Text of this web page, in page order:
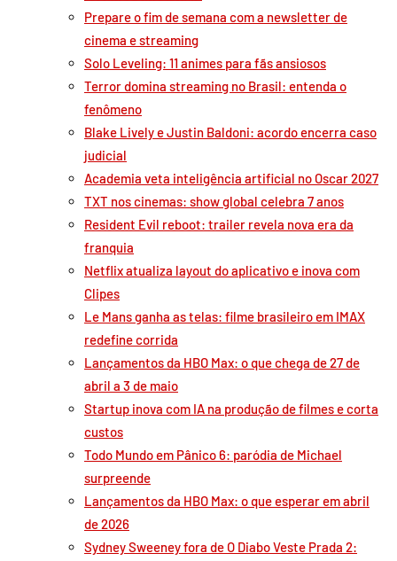
Prepare o fim de semana com a newsletter de
cinema e streaming
Solo Leveling: 11 animes para fãs ansiosos
Terror domina streaming no Brasil: entenda o
fenômeno
Blake Lively e Justin Baldoni: acordo encerra caso
judicial
Academia veta inteligência artificial no Oscar 2027
TXT nos cinemas: show global celebra 7 anos
Resident Evil reboot: trailer revela nova era da
franquia
Netflix atualiza layout do aplicativo e inova com
Clipes
Le Mans ganha as telas: filme brasileiro em IMAX
redefine corrida
Lançamentos da HBO Max: o que chega de 27 de
abril a 3 de maio
Startup inova com IA na produção de filmes e corta
custos
Todo Mundo em Pânico 6: paródia de Michael
surpreende
Lançamentos da HBO Max: o que esperar em abril
de 2026
Sydney Sweeney fora de O Diabo Veste Prada 2: